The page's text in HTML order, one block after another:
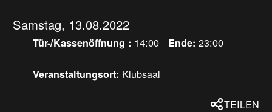
Samstag, 13.08.2022
Tür-/Kassenöffnung : 14:00 Ende: 23:00
Veranstaltungsort: Klubsaal
TEILEN